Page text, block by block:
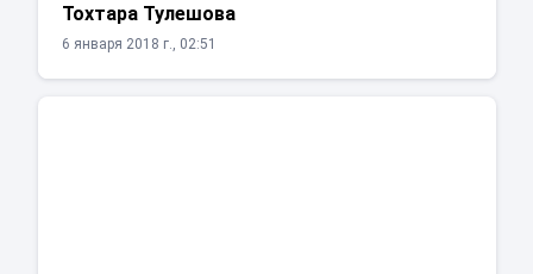
Тохтара Тулешова
6 января 2018 г., 02:51